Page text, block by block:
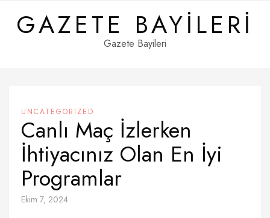
contentGAZETE BAYILERI
Gazete Bayileri
UNCATEGORIZED
Canlı Maç İzlerken
İhtiyacınız Olan En İyi
Programlar
Ekim 7, 2024